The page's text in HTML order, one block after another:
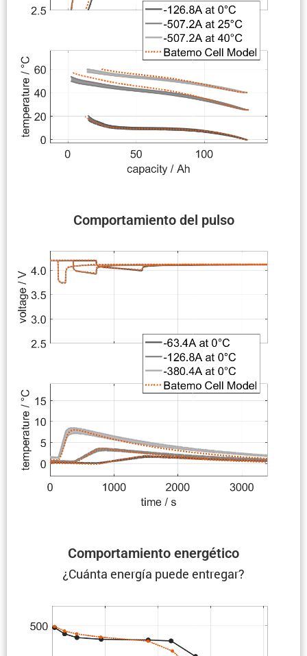
Compor­ta­miento del pulso
Compor­ta­miento energético
¿Cuánta energía puede entregar?